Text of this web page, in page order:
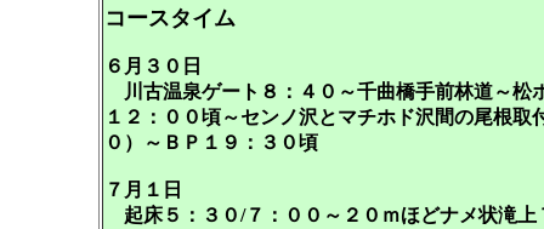
コースタイム
６月３０日
川古温泉ゲート８：４０～千曲橋手前林道～松
１２：００頃～センノ沢とマチホド沢間の尾根
０）～ＢＰ１９：３０頃
７月１日
起床５：３０/７：００～２０ｍほどナメ状滝